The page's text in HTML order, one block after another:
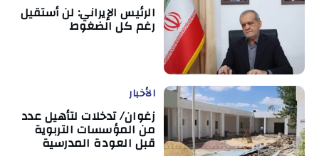
الرئيس الإيراني: لن أستقيل
رغم كل الضغوط
الأخبار
زغوان/ تدخلات لتأهيل عدد
من المؤسسات التربوية
قبل العودة المدرسية